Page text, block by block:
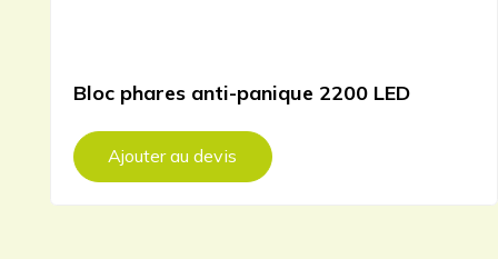
Bloc phares anti-panique 2200 LED
Ajouter au devis